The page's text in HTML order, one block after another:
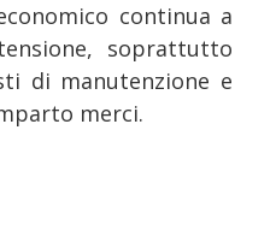
continua a
soprattutto
di manutenzione e
merci.